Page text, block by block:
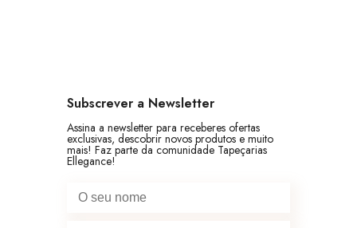
Subscrever a Newsletter
Assina a newsletter para receberes ofertas
exclusivas, descobrir novos produtos e muito
mais! Faz parte da comunidade Tapeçarias
Ellegance!